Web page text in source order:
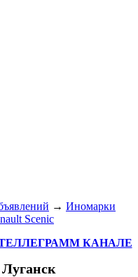
→ Иномарки
Scenic
КАНАЛЕ